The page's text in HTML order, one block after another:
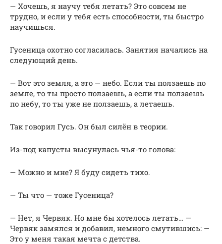
— Хочешь, я научу тебя летать? Это совсем не
трудно, и если у тебя есть способности, ты быстро
научишься.
Гусеница охотно согласилась. Занятия начались на
следующий день.
— Вот это земля, а это — небо. Если ты ползаешь по
земле, то ты просто ползаешь, а если ты ползаешь
по небу, то ты уже не ползаешь, а летаешь.
Так говорил Гусь. Он был силён в теории.
Из-под капусты высунулась чья-то голова:
— Можно и мне? Я буду сидеть тихо.
— Ты что — тоже Гусеница?
— Нет, я Червяк. Но мне бы хотелось летать… —
Червяк замялся и добавил, немного смутившись: —
Это у меня такая мечта с детства.